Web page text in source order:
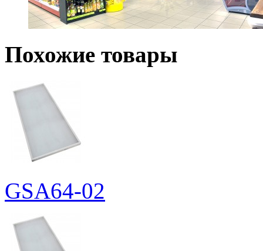
Похожие товары
GSA64-02